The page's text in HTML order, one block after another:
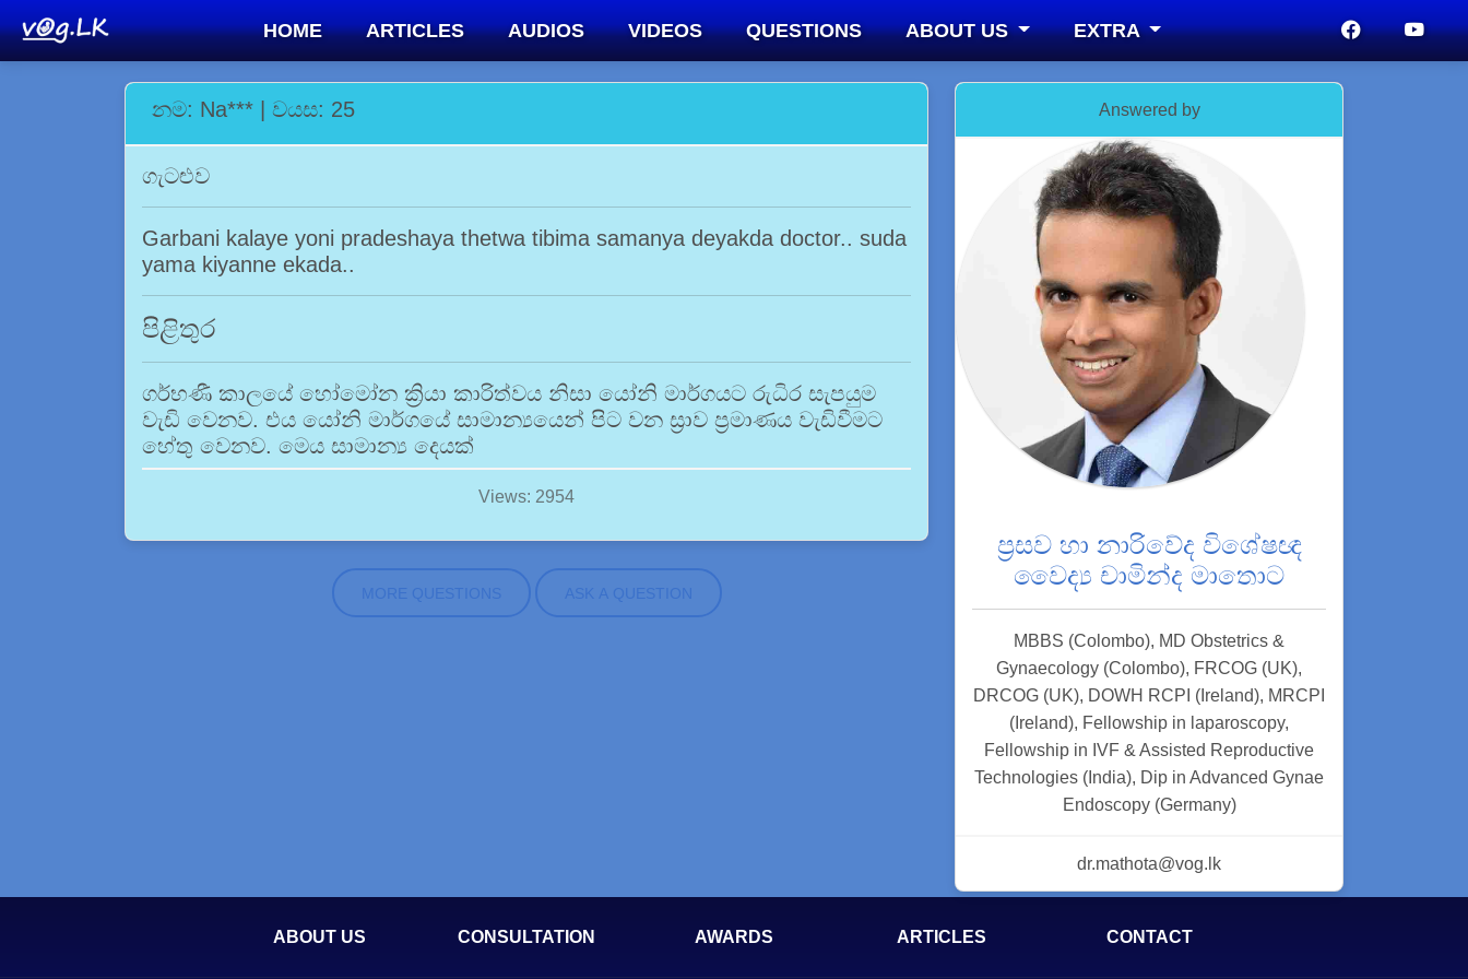
HOME ARTICLES AUDIOS VIDEOS QUESTIONS ABOUT US EXTRA
නම: Na*** | වයස: 25
ගැටළුව
Garbani kalaye yoni pradeshaya thetwa tibima samanya deyakda doctor.. suda
yama kiyanne ekada..
පිළිතුර
ගර්භණී කාලයේ හෝමෝන ක්‍රියා කාරිත්වය නිසා යෝනි මාර්ගයට රුධිර සැපයුම
වැඩි වෙනව. එය යෝනි මාර්ගයේ සාමාන්‍යයෙන් පිට වන ස්‍රාව ප්‍රමාණය වැඩිවීමට
හේතු වෙනව. මෙය සාමාන්‍ය දෙයක්
Views: 2954
MORE QUESTIONS ASK A QUESTION
Answered by
ප්‍රසව හා නාරිවේද විශේෂඥ
වෛද්‍ය චාමින්ද මාතොට
MBBS (Colombo), MD Obstetrics &
Gynaecology (Colombo), FRCOG (UK),
DRCOG (UK), DOWH RCPI (Ireland), MRCPI
(Ireland), Fellowship in laparoscopy,
Fellowship in IVF & Assisted Reproductive
Technologies (India), Dip in Advanced Gynae
Endoscopy (Germany)
dr.mathota@vog.lk
ABOUT US CONSULTATION AWARDS ARTICLES CONTACT